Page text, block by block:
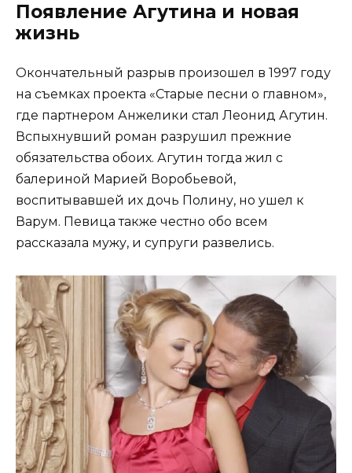
Появление Агутина и новая
жизнь
Окончательный разрыв произошел в 1997 году
на съемках проекта «Старые песни о главном»,
где партнером Анжелики стал Леонид Агутин.
Вспыхнувший роман разрушил прежние
обязательства обоих. Агутин тогда жил с
балериной Марией Воробьевой,
воспитывавшей их дочь Полину, но ушел к
Варум. Певица также честно обо всем
рассказала мужу, и супруги развелись.